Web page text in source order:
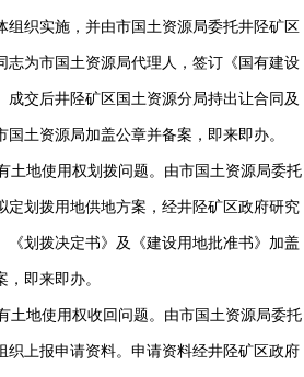
组织实施，并由市国土资源局委托井陉矿区
志为市国土资源局代理人，签订《国有建设
成交后井陉矿区国土资源分局持出让合同及
国土资源局加盖公章并备案，即来即办。
地使用权划拨问题。由市国土资源局委托
定划拨用地供地方案，经井陉矿区政府研究
《划拨决定书》及《建设用地批准书》加盖
即来即办。
地使用权收回问题。由市国土资源局委托
织上报申请资料。申请资料经井陉矿区政府